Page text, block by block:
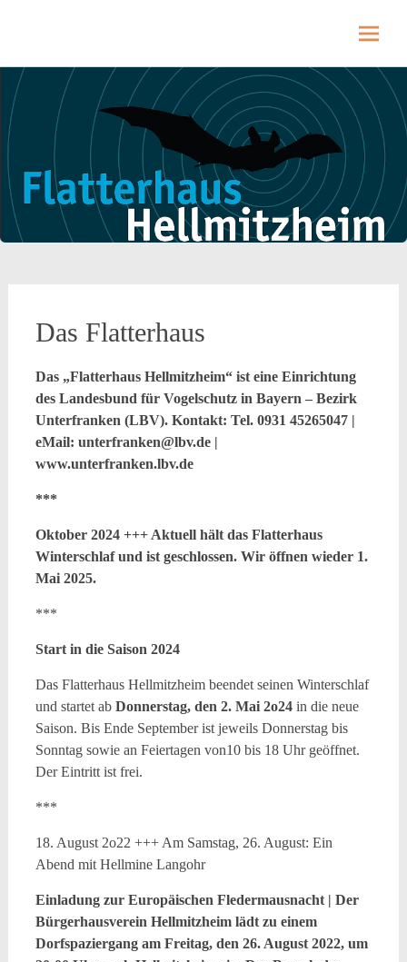
Hellmitzheim.de – fränkisches Dorf am Rande
Skip
to
content
Das Flatterhaus
Das „Flatterhaus Hellmitzheim“ ist eine Einrichtung
des Landesbund für Vogelschutz in Bayern – Bezirk
Unterfranken (LBV). Kontakt: Tel. 0931 45265047 |
eMail: unterfranken@lbv.de |
www.unterfranken.lbv.de
***
Oktober 2024 +++ Aktuell hält das Flatterhaus
Winterschlaf und ist geschlossen. Wir öffnen wieder 1.
Mai 2025.
***
Start in die Saison 2024
Das Flatterhaus Hellmitzheim beendet seinen Winterschlaf
und startet ab Donnerstag, den 2. Mai 2o24in die neue
Saison. Bis Ende September ist jeweils Donnerstag bis
Sonntag sowie an Feiertagen von10 bis 18 Uhr geöffnet.
Der Eintritt ist frei.
***
18. August 2o22 +++ Am Samstag, 26. August: Ein
Abend mit Hellmine Langohr
Einladung zur Europäischen Fledermausnacht | Der
Bürgerhausverein Hellmitzheim lädt zu einem
Dorfspaziergang am Freitag, den 26. August 2022, um